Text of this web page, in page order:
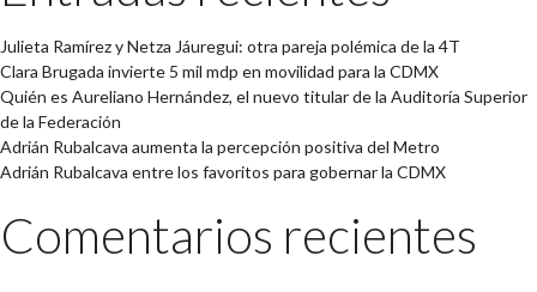
Julieta Ramírez y Netza Jáuregui: otra pareja polémica de la 4T
Clara Brugada invierte 5 mil mdp en movilidad para la CDMX
Quién es Aureliano Hernández, el nuevo titular de la Auditoría Superior
de la Federación
Adrián Rubalcava aumenta la percepción positiva del Metro
Adrián Rubalcava entre los favoritos para gobernar la CDMX
Comentarios recientes